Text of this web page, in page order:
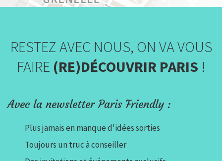
RESTEZ AVEC NOUS, ON VA VOUS
FAIRE (RE)DÉCOUVRIR PARIS !
Avec la newsletter Paris Friendly :
Plus jamais en manque d'idées sorties
Toujours un truc à conseiller